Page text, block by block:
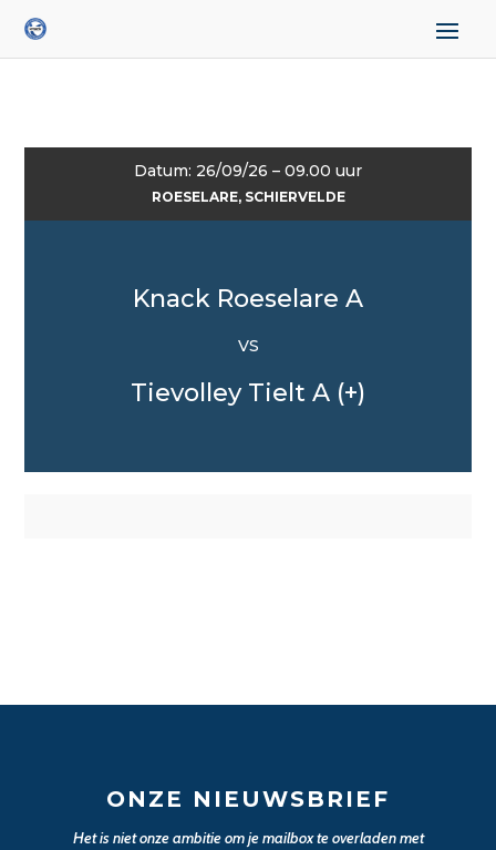
Datum: 26/09/26 – 09.00 uur
ROESELARE, SCHIERVELDE
Knack Roeselare A
VS
Tievolley Tielt A (+)
ONZE NIEUWSBRIEF
Het is niet onze ambitie om je mailbox te overladen met